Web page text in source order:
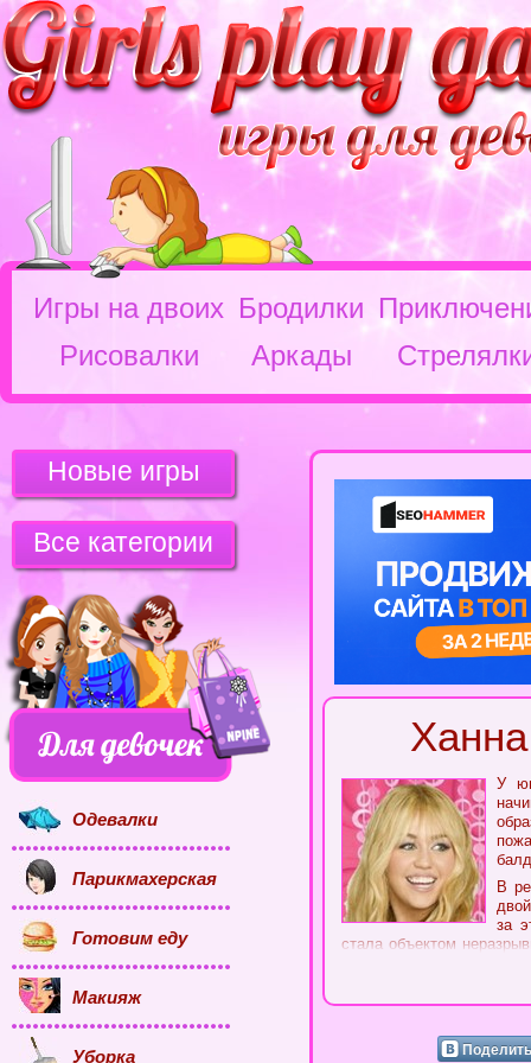
Игры на двоих Бродилки
Рисовалки
Аркады
У
В
за
стала объектом
бесплатно!
жизни она является
Новые игры
Все категории
Одевалки
Парикмахерская
Готовим еду
Макияж
Уборка